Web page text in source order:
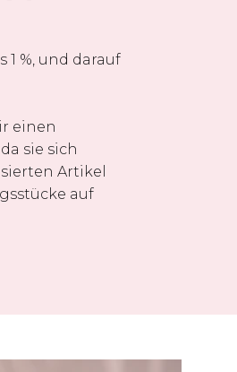
%, und darauf
einen
sie sich
Artikel
auf